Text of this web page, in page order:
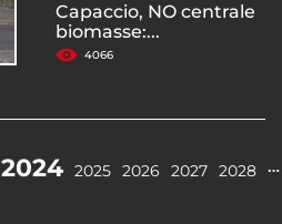
Capaccio, NO centrale
biomasse:...
4066
2024 2025 2026 2027 2028 …